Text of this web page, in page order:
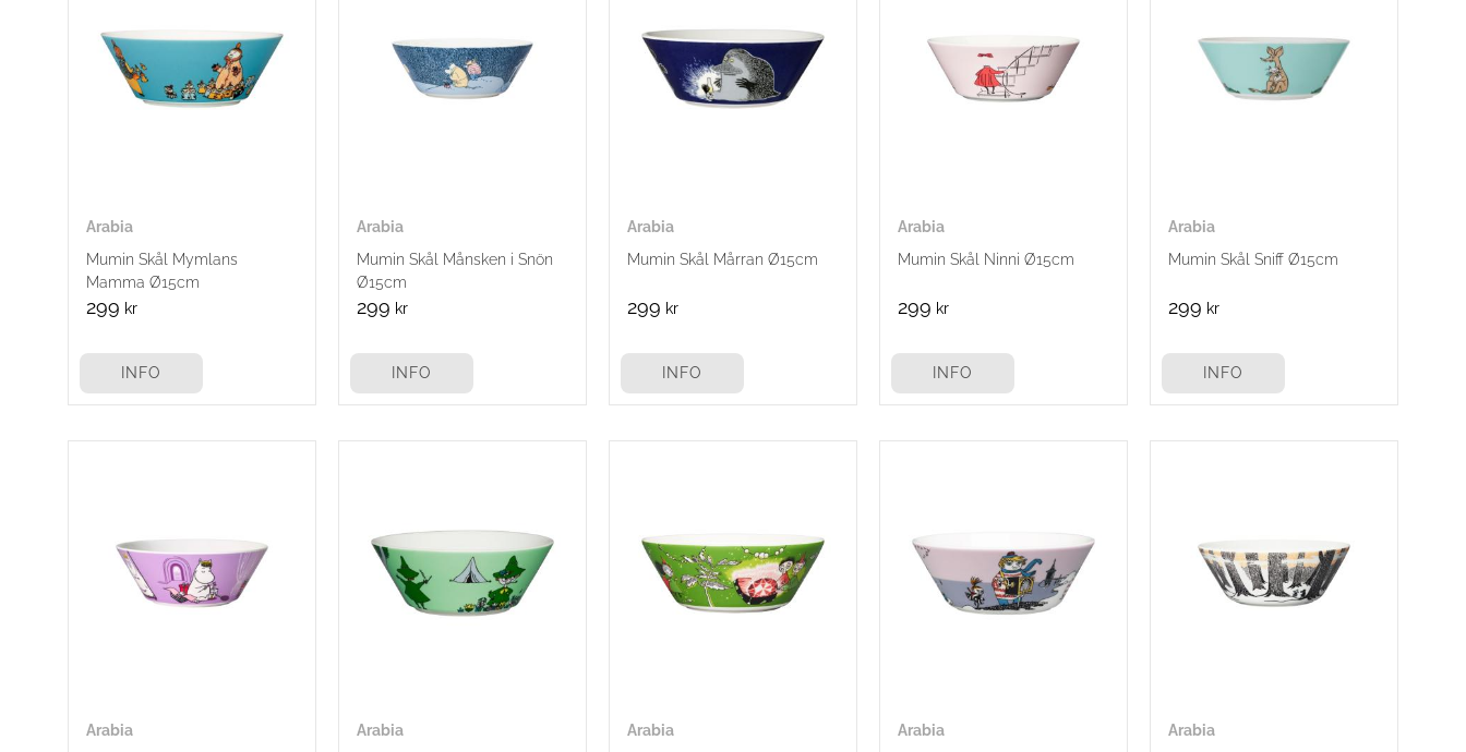
Arabia
Mumin Skål Mymlans
Mamma Ø15cm
299 kr
INFO
Arabia
Mumin Skål Månsken i Snön
Ø15cm
299 kr
INFO
Arabia
Mumin Skål Mårran Ø15cm
299 kr
INFO
Arabia
Mumin Skål Ninni Ø15cm
299 kr
INFO
Arabia
Mumin Skål Sniff Ø15cm
299 kr
INFO
Arabia Arabia Arabia Arabia Arabia